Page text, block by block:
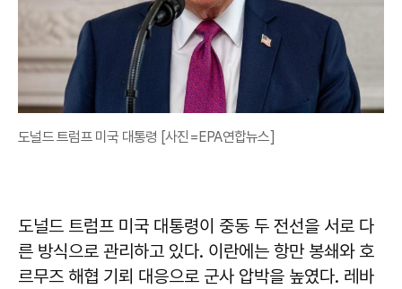
도널드 트럼프 미국 대통령 [사진=EPA연합뉴스]
도널드 트럼프 미국 대통령이 중동 두 전선을 서로 다
른 방식으로 관리하고 있다. 이란에는 항만 봉쇄와 호
르무즈 해협 기뢰 대응으로 군사 압박을 높였다. 레바